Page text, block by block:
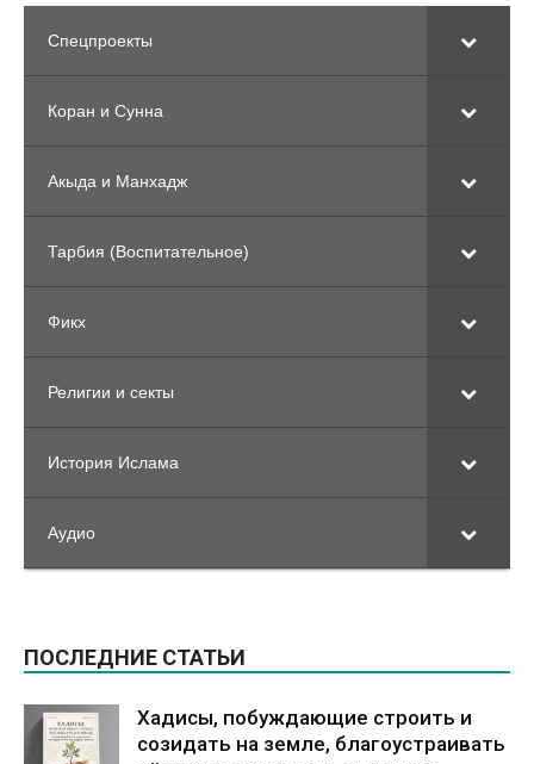
Спецпроекты
Коран и Сунна
Акыда и Манхадж
Тарбия (Воспитательное)
Фикх
Религии и секты
История Ислама
Аудио
ПОСЛЕДНИЕ СТАТЬИ
Хадисы, побуждающие строить и
созидать на земле, благоустраивать